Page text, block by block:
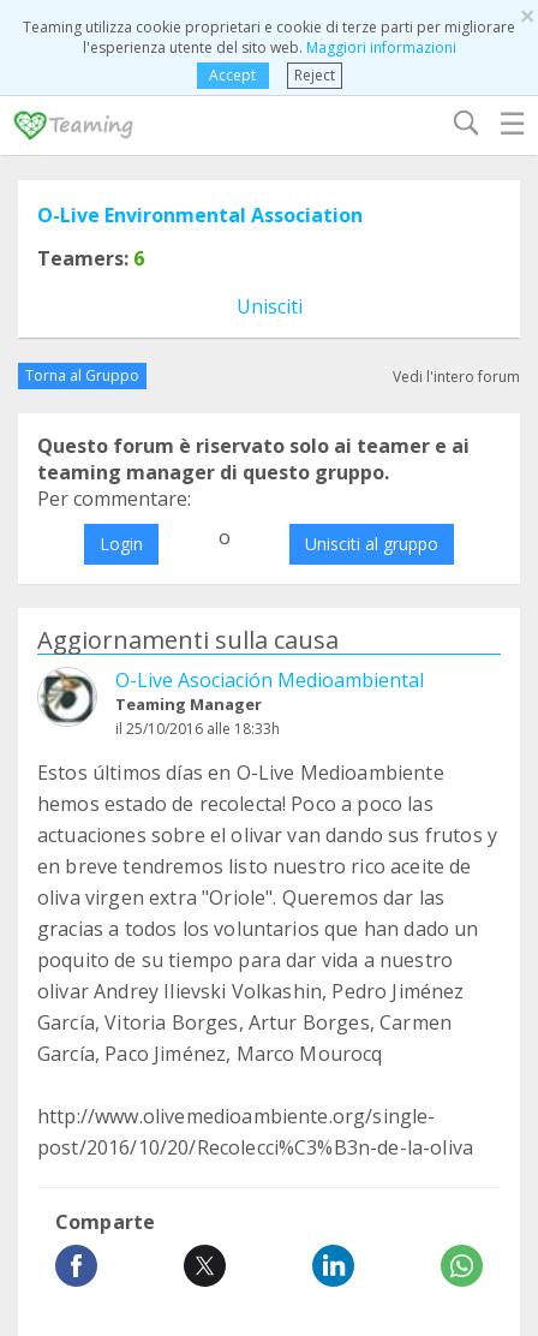
×
Teaming utilizza cookie proprietari e cookie di terze parti per migliorare
l'esperienza utente del sito web. Maggiori informazioni
Accept
Reject
☰
O-Live Environmental Association
Teamers: 6
Unisciti
Torna al Gruppo Vedi l'intero forum
Questo forum è riservato solo ai teamer e ai
teaming manager di questo gruppo.
Per commentare:
Login o Unisciti al gruppo
Aggiornamenti sulla causa
O-Live Asociación Medioambiental
Teaming Manager
il 25/10/2016 alle 18:33h
Estos últimos días en O-Live Medioambiente
hemos estado de recolecta! Poco a poco las
actuaciones sobre el olivar van dando sus frutos y
en breve tendremos listo nuestro rico aceite de
oliva virgen extra "Oriole". Queremos dar las
gracias a todos los voluntarios que han dado un
poquito de su tiempo para dar vida a nuestro
olivar Andrey Ilievski Volkashin, Pedro Jiménez
García, Vitoria Borges, Artur Borges, Carmen
García, Paco Jiménez, Marco Mourocq
http://www.olivemedioambiente.org/single-
post/2016/10/20/Recolecci%C3%B3n-de-la-oliva
Comparte